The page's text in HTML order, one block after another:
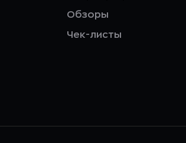
Обзоры
Чек-листы